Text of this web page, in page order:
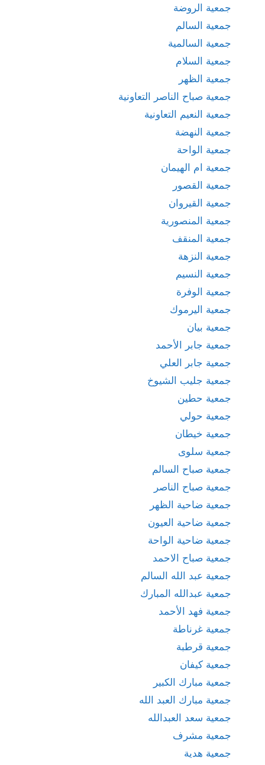
جمعية الروضة
جمعية السالم
جمعية السالمية
جمعية السلام
جمعية الظهر
جمعية صباح الناصر التعاونية
جمعية النعيم التعاونية
جمعية النهضة
جمعية الواحة
جمعية ام الهيمان
جمعية القصور
جمعية القيروان
جمعية المنصورية
جمعية المنقف
جمعية النزهة
جمعية النسيم
جمعية الوفرة
جمعية اليرموك
جمعية بيان
جمعية جابر الأحمد
جمعية جابر العلي
جمعية جليب الشيوخ
جمعية حطين
جمعية حولي
جمعية خيطان
جمعية سلوى
جمعية صباح السالم
جمعية صباح الناصر
جمعية ضاحية الظهر
جمعية ضاحية العيون
جمعية ضاحية الواحة
جمعية صباح الاحمد
جمعية عبد الله السالم
جمعية عبدالله المبارك
جمعية فهد الأحمد
جمعية غرناطة
جمعية قرطبة
جمعية كيفان
جمعية مبارك الكبير
جمعية مبارك العبد الله
جمعية سعد العبدالله
جمعية مشرف
جمعية هدية